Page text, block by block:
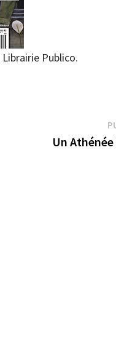
Librairie Publico.
Un